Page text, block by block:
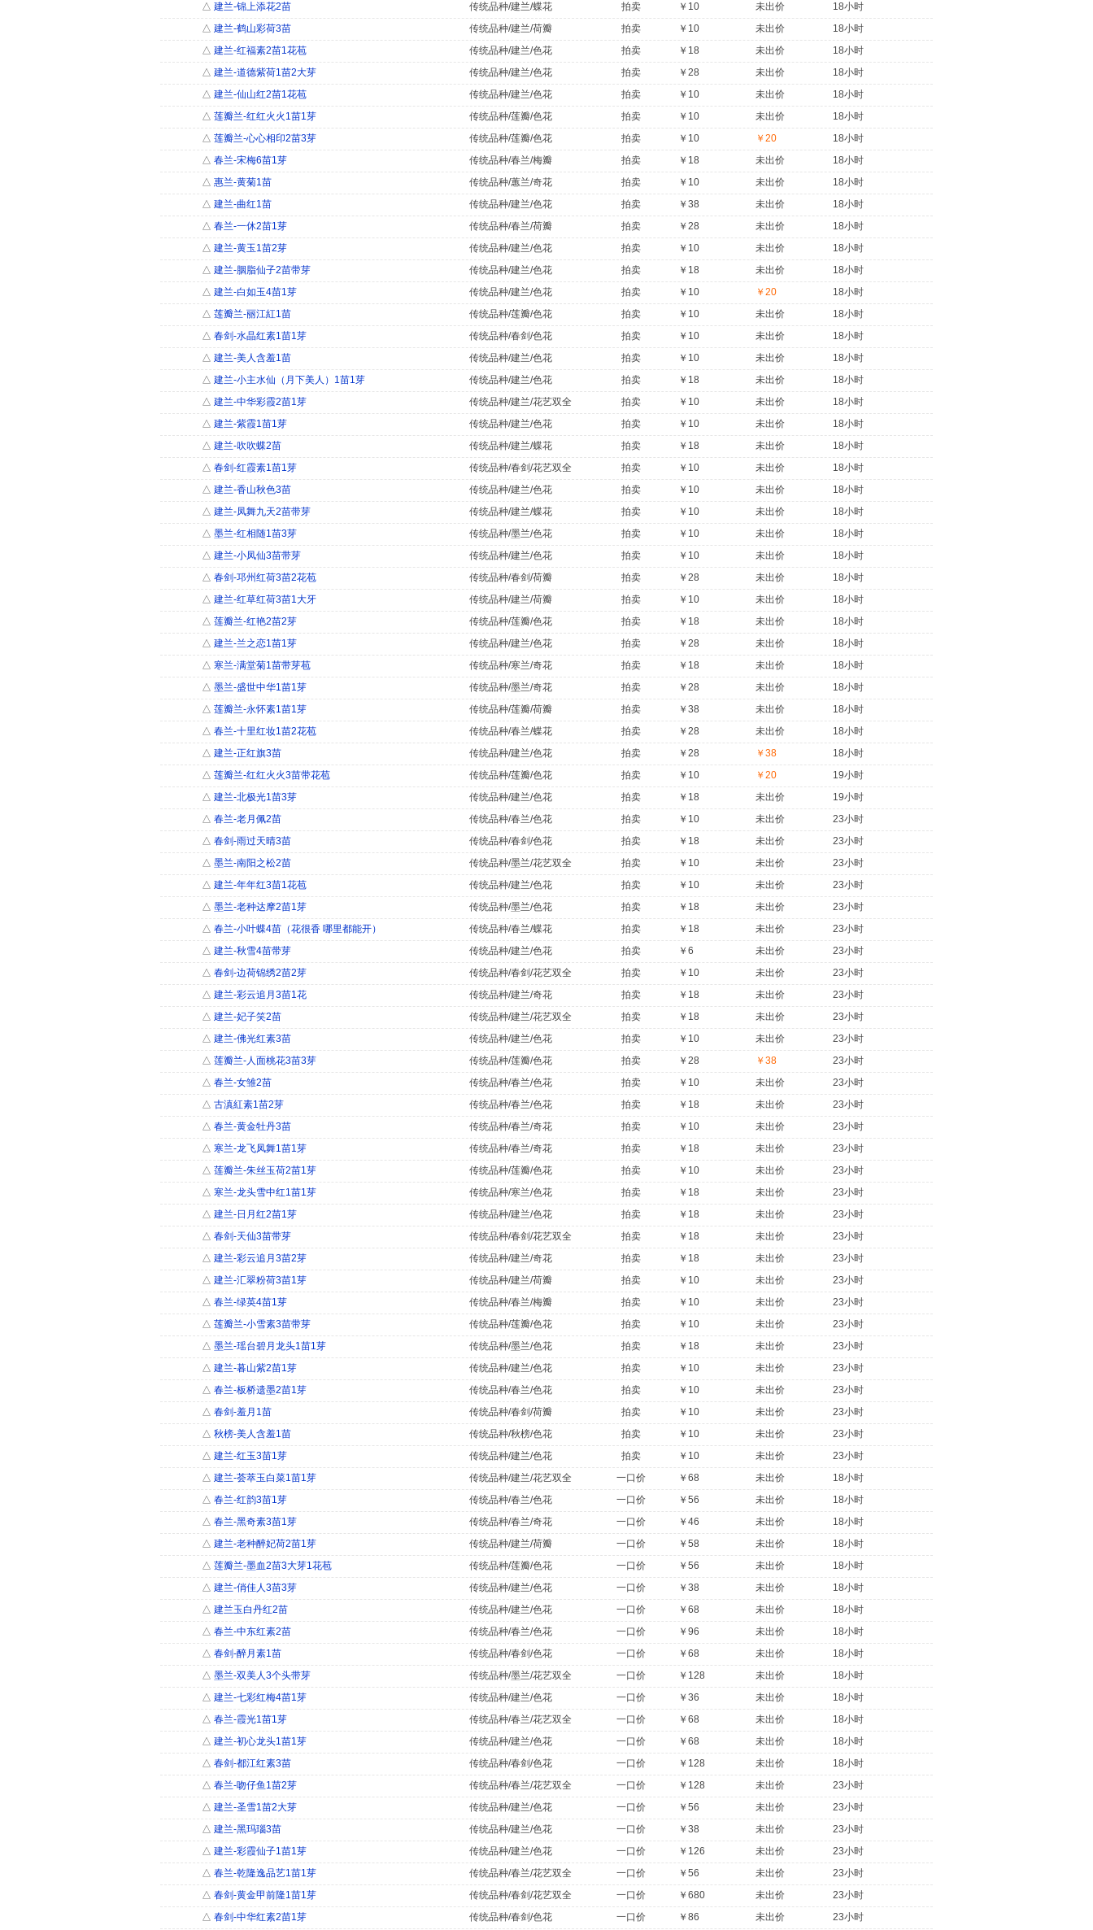
△ 建兰-锦上添花2苗 传统品种/建兰/蝶花 拍卖 ￥10 未出价
18小时
△ 建兰-鹤山彩荷3苗 传统品种/建兰/荷瓣 拍卖 ￥10 未出价
18小时
△ 建兰-红福素2苗1花苞 传统品种/建兰/色花 拍卖 ￥18 未出价
18小时
△ 建兰-道德紫荷1苗2大芽 传统品种/建兰/色花 拍卖 ￥28 未出价
18小时
△ 建兰-仙山红2苗1花苞 传统品种/建兰/色花 拍卖 ￥10 未出价
18小时
△ 莲瓣兰-红红火火1苗1芽 传统品种/莲瓣/色花 拍卖 ￥10 未出价
18小时
△ 莲瓣兰-心心相印2苗3芽 传统品种/莲瓣/色花 拍卖 ￥10 ￥20
18小时
△ 春兰-宋梅6苗1芽 传统品种/春兰/梅瓣 拍卖 ￥18 未出价
18小时
△ 惠兰-黄菊1苗 传统品种/蕙兰/奇花 拍卖 ￥10 未出价
18小时
△ 建兰-曲红1苗 传统品种/建兰/色花 拍卖 ￥38 未出价
18小时
△ 春兰-一休2苗1芽 传统品种/春兰/荷瓣 拍卖 ￥28 未出价
18小时
△ 建兰-黄玉1苗2芽 传统品种/建兰/色花 拍卖 ￥10 未出价
18小时
△ 建兰-胭脂仙子2苗带芽 传统品种/建兰/色花 拍卖 ￥18 未出价
18小时
△ 建兰-白如玉4苗1芽 传统品种/建兰/色花 拍卖 ￥10 ￥20
18小时
△ 莲瓣兰-丽江紅1苗 传统品种/莲瓣/色花 拍卖 ￥10 未出价
18小时
△ 春剑-水晶红素1苗1芽 传统品种/春剑/色花 拍卖 ￥10 未出价
18小时
△ 建兰-美人含羞1苗 传统品种/建兰/色花 拍卖 ￥10 未出价
18小时
△ 建兰-小主水仙（月下美人）1苗1芽 传统品种/建兰/色花 拍卖 ￥18 未出价
18小时
△ 建兰-中华彩霞2苗1芽 传统品种/建兰/花艺双全 拍卖 ￥10 未出价
18小时
△ 建兰-紫霞1苗1芽 传统品种/建兰/色花 拍卖 ￥10 未出价
18小时
△ 建兰-吹吹蝶2苗 传统品种/建兰/蝶花 拍卖 ￥18 未出价
18小时
△ 春剑-红霞素1苗1芽 传统品种/春剑/花艺双全 拍卖 ￥10 未出价
18小时
△ 建兰-香山秋色3苗 传统品种/建兰/色花 拍卖 ￥10 未出价
18小时
△ 建兰-凤舞九天2苗带芽 传统品种/建兰/蝶花 拍卖 ￥10 未出价
18小时
△ 墨兰-红相随1苗3芽 传统品种/墨兰/色花 拍卖 ￥10 未出价
18小时
△ 建兰-小凤仙3苗带芽 传统品种/建兰/色花 拍卖 ￥10 未出价
18小时
△ 春剑-邛州红荷3苗2花苞 传统品种/春剑/荷瓣 拍卖 ￥28 未出价
18小时
△ 建兰-红草红荷3苗1大牙 传统品种/建兰/荷瓣 拍卖 ￥10 未出价
18小时
△ 莲瓣兰-红艳2苗2芽 传统品种/莲瓣/色花 拍卖 ￥18 未出价
18小时
△ 建兰-兰之恋1苗1芽 传统品种/建兰/色花 拍卖 ￥28 未出价
18小时
△ 寒兰-满堂菊1苗带芽苞 传统品种/寒兰/奇花 拍卖 ￥18 未出价
18小时
△ 墨兰-盛世中华1苗1芽 传统品种/墨兰/奇花 拍卖 ￥28 未出价
18小时
△ 莲瓣兰-永怀素1苗1芽 传统品种/莲瓣/荷瓣 拍卖 ￥38 未出价
18小时
△ 春兰-十里红妆1苗2花苞 传统品种/春兰/蝶花 拍卖 ￥28 未出价
18小时
△ 建兰-正红旗3苗 传统品种/建兰/色花 拍卖 ￥28 ￥38
18小时
△ 莲瓣兰-红红火火3苗带花苞 传统品种/莲瓣/色花 拍卖 ￥10 ￥20
19小时
△ 建兰-北极光1苗3芽 传统品种/建兰/色花 拍卖 ￥18 未出价
19小时
△ 春兰-老月佩2苗 传统品种/春兰/色花 拍卖 ￥10 未出价
23小时
△ 春剑-雨过天晴3苗 传统品种/春剑/色花 拍卖 ￥18 未出价
23小时
△ 墨兰-南阳之松2苗 传统品种/墨兰/花艺双全 拍卖 ￥10 未出价
23小时
△ 建兰-年年红3苗1花苞 传统品种/建兰/色花 拍卖 ￥10 未出价
23小时
△ 墨兰-老种达摩2苗1芽 传统品种/墨兰/色花 拍卖 ￥18 未出价
23小时
△ 春兰-小叶蝶4苗（花很香 哪里都能开） 传统品种/春兰/蝶花 拍卖 ￥18 未出价
23小时
△ 建兰-秋雪4苗带芽 传统品种/建兰/色花 拍卖 ￥6 未出价
23小时
△ 春剑-边荷锦绣2苗2芽 传统品种/春剑/花艺双全 拍卖 ￥10 未出价
23小时
△ 建兰-彩云追月3苗1花 传统品种/建兰/奇花 拍卖 ￥18 未出价
23小时
△ 建兰-妃子笑2苗 传统品种/建兰/花艺双全 拍卖 ￥18 未出价
23小时
△ 建兰-佛光红素3苗 传统品种/建兰/色花 拍卖 ￥10 未出价
23小时
△ 莲瓣兰-人面桃花3苗3芽 传统品种/莲瓣/色花 拍卖 ￥28 ￥38
23小时
△ 春兰-女雏2苗 传统品种/春兰/色花 拍卖 ￥10 未出价
23小时
△ 古滇紅素1苗2芽 传统品种/春兰/色花 拍卖 ￥18 未出价
23小时
△ 春兰-黄金牡丹3苗 传统品种/春兰/奇花 拍卖 ￥10 未出价
23小时
△ 寒兰-龙飞凤舞1苗1芽 传统品种/春兰/奇花 拍卖 ￥18 未出价
23小时
△ 莲瓣兰-朱丝玉荷2苗1芽 传统品种/莲瓣/色花 拍卖 ￥10 未出价
23小时
△ 寒兰-龙头雪中红1苗1芽 传统品种/寒兰/色花 拍卖 ￥18 未出价
23小时
△ 建兰-日月红2苗1芽 传统品种/建兰/色花 拍卖 ￥18 未出价
23小时
△ 春剑-天仙3苗带芽 传统品种/春剑/花艺双全 拍卖 ￥18 未出价
23小时
△ 建兰-彩云追月3苗2芽 传统品种/建兰/奇花 拍卖 ￥18 未出价
23小时
△ 建兰-汇翠粉荷3苗1芽 传统品种/建兰/荷瓣 拍卖 ￥10 未出价
23小时
△ 春兰-绿英4苗1芽 传统品种/春兰/梅瓣 拍卖 ￥10 未出价
23小时
△ 莲瓣兰-小雪素3苗带芽 传统品种/莲瓣/色花 拍卖 ￥10 未出价
23小时
△ 墨兰-瑶台碧月龙头1苗1芽 传统品种/墨兰/色花 拍卖 ￥18 未出价
23小时
△ 建兰-暮山紫2苗1芽 传统品种/建兰/色花 拍卖 ￥10 未出价
23小时
△ 春兰-板桥遗墨2苗1芽 传统品种/春兰/色花 拍卖 ￥10 未出价
23小时
△ 春剑-羞月1苗 传统品种/春剑/荷瓣 拍卖 ￥10 未出价
23小时
△ 秋榜-美人含羞1苗 传统品种/秋榜/色花 拍卖 ￥10 未出价
23小时
△ 建兰-红玉3苗1芽 传统品种/建兰/色花 拍卖 ￥10 未出价
23小时
△ 建兰-荟萃玉白菜1苗1芽 传统品种/建兰/花艺双全 一口价 ￥68 未出价
18小时
△ 春兰-红韵3苗1芽 传统品种/春兰/色花 一口价 ￥56 未出价
18小时
△ 春兰-黑奇素3苗1芽 传统品种/春兰/奇花 一口价 ￥46 未出价
18小时
△ 建兰-老种醉妃荷2苗1芽 传统品种/建兰/荷瓣 一口价 ￥58 未出价
18小时
△ 莲瓣兰-墨血2苗3大芽1花苞 传统品种/莲瓣/色花 一口价 ￥56 未出价
18小时
△ 建兰-俏佳人3苗3芽 传统品种/建兰/色花 一口价 ￥38 未出价
18小时
△ 建兰玉白丹红2苗 传统品种/建兰/色花 一口价 ￥68 未出价
18小时
△ 春兰-中东红素2苗 传统品种/春兰/色花 一口价 ￥96 未出价
18小时
△ 春剑-醉月素1苗 传统品种/春剑/色花 一口价 ￥68 未出价
18小时
△ 墨兰-双美人3个头带芽 传统品种/墨兰/花艺双全 一口价 ￥128 未出价
18小时
△ 建兰-七彩红梅4苗1芽 传统品种/建兰/色花 一口价 ￥36 未出价
18小时
△ 春兰-霞光1苗1芽 传统品种/春兰/花艺双全 一口价 ￥68 未出价
18小时
△ 建兰-初心龙头1苗1芽 传统品种/建兰/色花 一口价 ￥68 未出价
18小时
△ 春剑-都江红素3苗 传统品种/春剑/色花 一口价 ￥128 未出价
18小时
△ 春兰-吻仔鱼1苗2芽 传统品种/春兰/花艺双全 一口价 ￥128 未出价
23小时
△ 建兰-圣雪1苗2大芽 传统品种/建兰/色花 一口价 ￥56 未出价
23小时
△ 建兰-黑玛瑙3苗 传统品种/建兰/色花 一口价 ￥38 未出价
23小时
△ 建兰-彩霞仙子1苗1芽 传统品种/建兰/色花 一口价 ￥126 未出价
23小时
△ 春兰-乾隆逸品艺1苗1芽 传统品种/春兰/花艺双全 一口价 ￥56 未出价
23小时
△ 春剑-黄金甲前隆1苗1芽 传统品种/春剑/花艺双全 一口价 ￥680 未出价
23小时
△ 春剑-中华红素2苗1芽 传统品种/春剑/色花 一口价 ￥86 未出价 23小时